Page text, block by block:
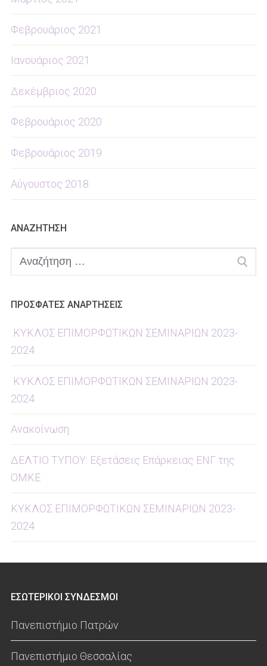
Φεβρουάριος 2021
Ιανουάριος 2021
Δεκέμβριος 2020
Φεβρουάριος 2020
Φεβρουάριος 2019
Αύγουστος 2018
ΑΝΑΖΗΤΗΣΗ
Αναζήτηση
για:
ΠΡΟΣΦΑΤΕΣ ΑΝΑΡΤΗΣΕΙΣ
ΚΥΚΛΟΣ ΕΠΙΜΟΡΦΩΤΙΚΩΝ ΣΕΜΙΝΑΡΙΩΝ 2023-
2024
ΚΥΚΛΟΣ ΕΠΙΜΟΡΦΩΤΙΚΩΝ ΣΕΜΙΝΑΡΙΩΝ 2023-
2024
Ανακοίνωση
ΔΕΛΤΙΟ ΤΥΠΟΥ: Εξετάσεις Επάρκειας ΕΝΓ της
ΟΜΚΕ
ΚΥΚΛΟΣ ΕΠΙΜΟΡΦΩΤΙΚΩΝ ΣΕΜΙΝΑΡΙΩΝ 2023-
2024
ΕΣΩΤΕΡΙΚΟΙ ΣΥΝΔΕΣΜΟΙ
Πανεπιστήμιο Πατρών
Πανεπιστήμιο Θεσσαλίας